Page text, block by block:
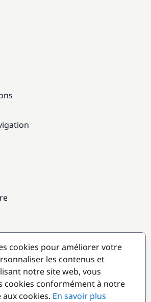
cookies pour améliorer votre
les contenus et
notre site web, vous
cookies conformément à notre
cookies. En savoir plus